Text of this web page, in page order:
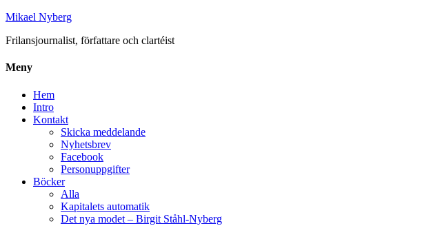
Mikael Nyberg
Frilansjournalist, författare och clartéist
Meny
Hem
Intro
Kontakt
Skicka meddelande
Nyhetsbrev
Facebook
Personuppgifter
Böcker
Alla
Kapitalets automatik
Det nya modet – Birgit Ståhl-Nyberg